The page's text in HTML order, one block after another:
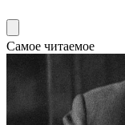
Самое читаемое